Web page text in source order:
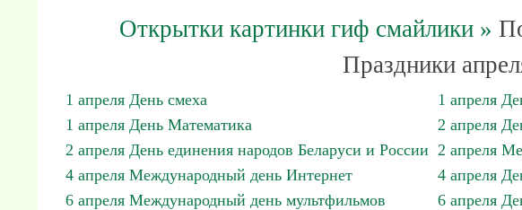
Открытки картинки гиф смайлики»
Праздники
1 апреля День смеха
1 апреля
1 апреля День Математика
2 апреля
2 апреля День единения народов Беларуси и России 2 апреля
4 апреля Международный день Интернет
4 апреля
6 апреля Международный день мультфильмов
6 апреля